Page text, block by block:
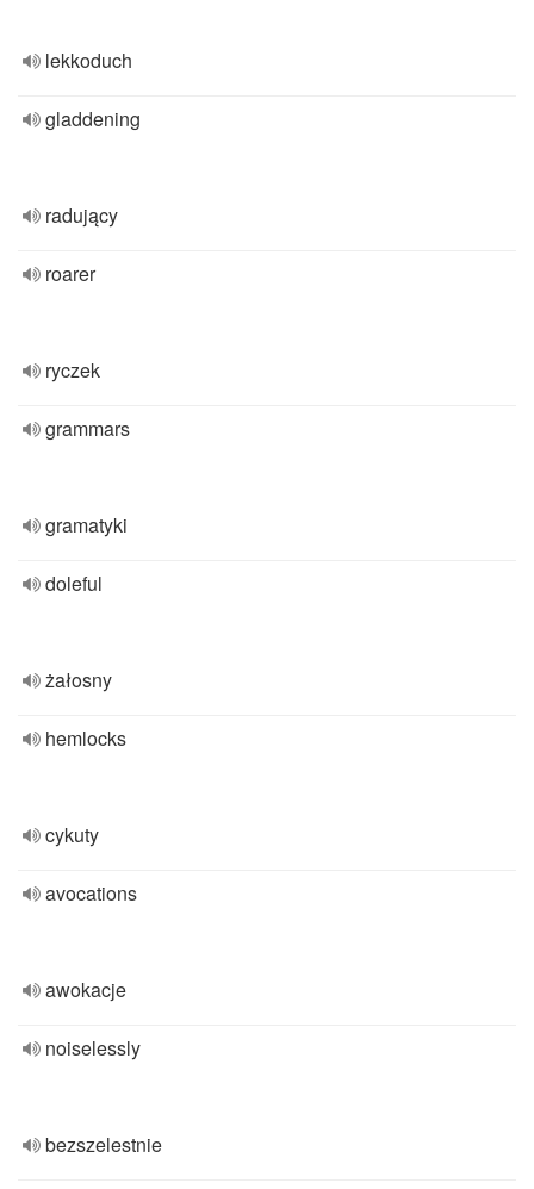
lekkoduch
gladdening
radujący
roarer
ryczek
grammars
gramatyki
doleful
żałosny
hemlocks
cykuty
avocations
awokacje
noiselessly
bezszelestnie